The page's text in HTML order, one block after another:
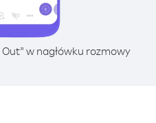
w nagłówku rozmowy